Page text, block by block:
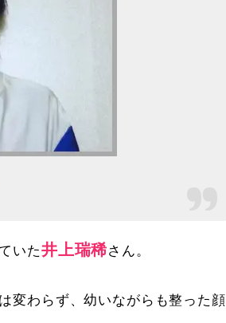
いた井上瑞稀さん。
変わらず、幼いながらも整った顔